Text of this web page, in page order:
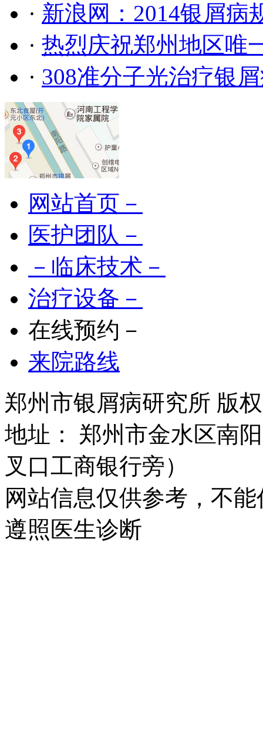
· 新浪网：2014银屑病
· 热烈庆祝郑州地区唯
· 308准分子光治疗银
网站首页－
医护团队－
－临床技术－
治疗设备－
在线预约－
来院路线
郑州市银屑病研究所 版
地址： 郑州市金水区南
叉口工商银行旁）
网站信息仅供参考，不
遵照医生诊断